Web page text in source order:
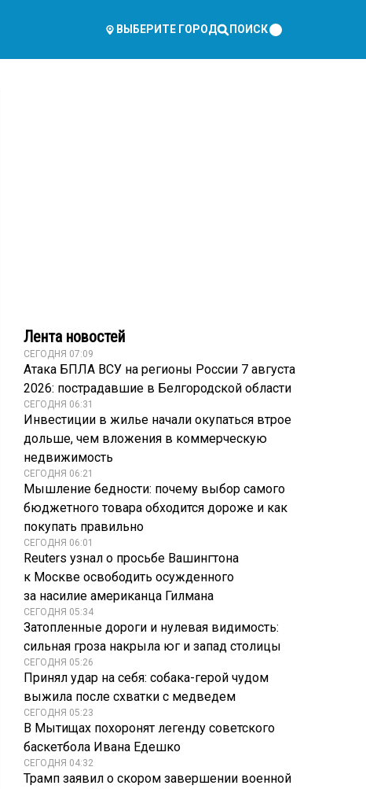
ВЫБЕРИТЕ ГОРОД ПОИСК
Лента новостей
СЕГОДНЯ 07:09
Атака БПЛА ВСУ на регионы России 7 августа
2026: пострадавшие в Белгородской области
СЕГОДНЯ 06:31
Инвестиции в жилье начали окупаться втрое
дольше, чем вложения в коммерческую
недвижимость
СЕГОДНЯ 06:21
Мышление бедности: почему выбор самого
бюджетного товара обходится дороже и как
покупать правильно
СЕГОДНЯ 06:01
Reuters узнал о просьбе Вашингтона
к Москве освободить осужденного
за насилие американца Гилмана
СЕГОДНЯ 05:34
Затопленные дороги и нулевая видимость:
сильная гроза накрыла юг и запад столицы
СЕГОДНЯ 05:26
Принял удар на себя: собака-герой чудом
выжила после схватки с медведем
СЕГОДНЯ 05:23
В Мытищах похоронят легенду советского
баскетбола Ивана Едешко
СЕГОДНЯ 04:32
Трамп заявил о скором завершении военной